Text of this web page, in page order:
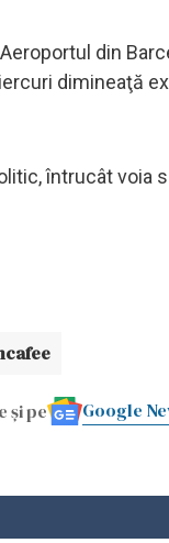
din
dimineaţă
întrucât voia
și pe Google